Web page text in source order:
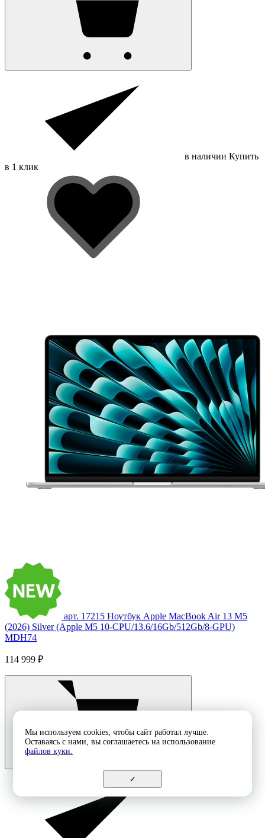
в наличии Купить
в 1 клик
арт. 17215 Ноутбук Apple MacBook Air 13 M5
(2026) Silver (Apple M5 10-CPU/13.6/16Gb/512Gb/8-GPU)
MDH74
114 999 ₽
Мы используем cookies, чтобы сайт работал лучше.
Оставаясь с нами, вы соглашаетесь на использование
файлов куки.
✓